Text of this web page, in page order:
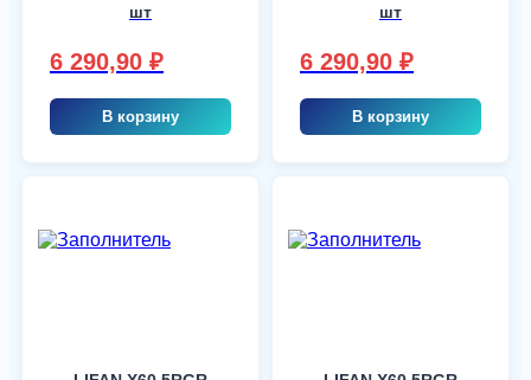
шт
6 290,90 ₽
В корзину
шт
6 290,90 ₽
В корзину